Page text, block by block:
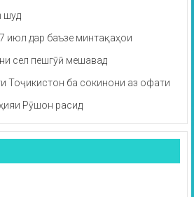
шуд
июл дар баъзе минтақаҳои
сел пешгӯӣ мешавад
Тоҷикистон ба сокинони аз офати
Рӯшон расид